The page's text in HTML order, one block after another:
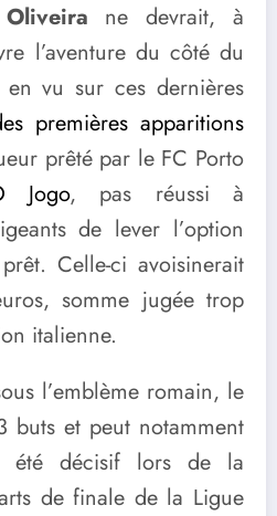
ne devrait, à
l’aventure du côté du
vu sur ces dernières
premières apparitions
prêté par le FC Porto
Jogo, pas réussi à
de lever l’option
Celle-ci avoisinerait
somme jugée trop
italienne.
l’emblème romain, le
buts et peut notamment
été décisif lors de la
de finale de la Ligue